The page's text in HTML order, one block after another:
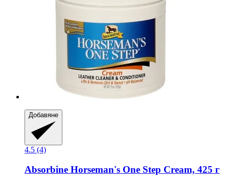
Добавяне
4.5 (4)
Absorbine Horseman's One Step Cream, 425 г